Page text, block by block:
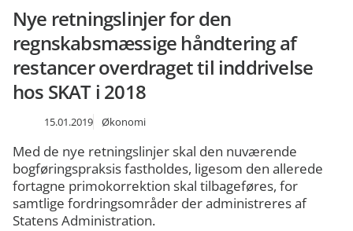
Nye retningslinjer for den
regnskabsmæssige håndtering af
restancer overdraget til inddrivelse
hos SKAT i 2018
15.01.2019 Økonomi
Med de nye retningslinjer skal den nuværende
bogføringspraksis fastholdes, ligesom den allerede
fortagne primokorrektion skal tilbageføres, for
samtlige fordringsområder der administreres af
Statens Administration.